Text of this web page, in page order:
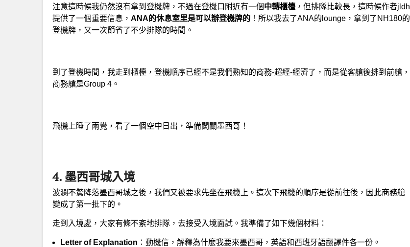
注意這時候我仍然沒有拿到登機牌，不過在登機口附近有一個中轉櫃檯 ，但排隊比較長，這時候作者jldh
提供了一個重要信息， ANA的休息室里是可以辦登機牌的 ！所以我去了ANA的lounge，拿到了NH180的
登機牌，又一次節省了不少排隊的時間。
到了登機時間，我走到櫃檯，登機順序已經不是我們熟知的商務-超經-經濟了，而是從客艙後排到前艙，
商務艙是Group 4。
飛機上睡了兩覺，看了一個空中日出，準備闖關墨西哥！
4. 墨西哥城入境
波瀾不驚降落墨西哥城之後，我們又被要求先坐在飛機上。這次下飛機的順序是從前往後，因此商務艙
變成了第一批下的。
走到入境處，大家有條不紊地排隊，去接受入境面試。我準備了如下幾個材料：
Letter of Explanation ：動機信，解釋為什麼我要來墨西哥，英語和西班牙語翻譯件各一份。